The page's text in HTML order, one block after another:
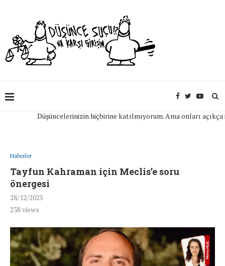
Düşüncelerinizin hiçbirine katılmıyorum. Ama onları açıkça
Haberler
Tayfun Kahraman için Meclis’e soru
önergesi
28/12/2025
238views